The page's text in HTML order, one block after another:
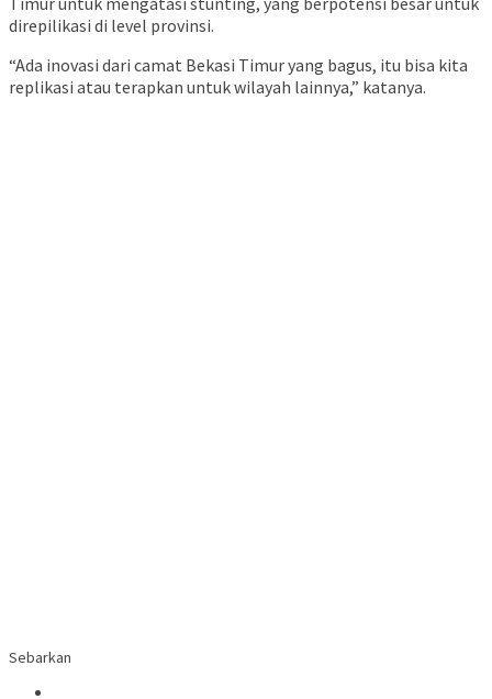
direpilikasi di level provinsi.
“Ada inovasi dari camat Bekasi Timur yang bagus, itu bisa kita
replikasi atau terapkan untuk wilayah lainnya,” katanya.
Sebarkan